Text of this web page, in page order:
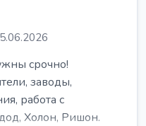
срочно!
заводы,
работа с
Холон, Ришон.